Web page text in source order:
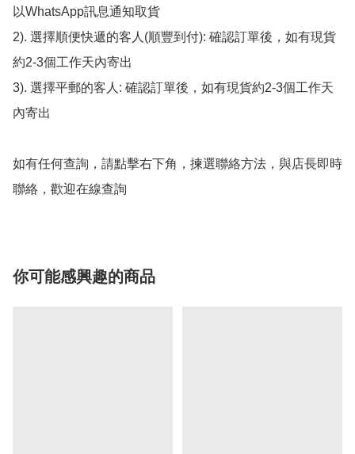
以WhatsApp訊息通知取貨
2). 選擇順便快遞的客人(順豐到付): 確認訂單後，如有現貨
約2-3個工作天內寄出
3). 選擇平郵的客人: 確認訂單後，如有現貨約2-3個工作天
內寄出
如有任何查詢，請點擊右下角，揀選聯絡方法，與店長即時
聯絡，歡迎在線查詢
你可能感興趣的商品